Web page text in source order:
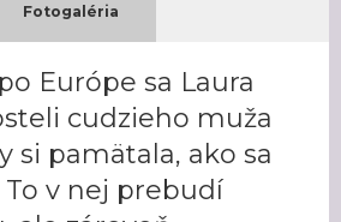
Fotogaléria
Európe sa Laura
cudzieho muža
si pamätala, ako sa
v nej prebudí